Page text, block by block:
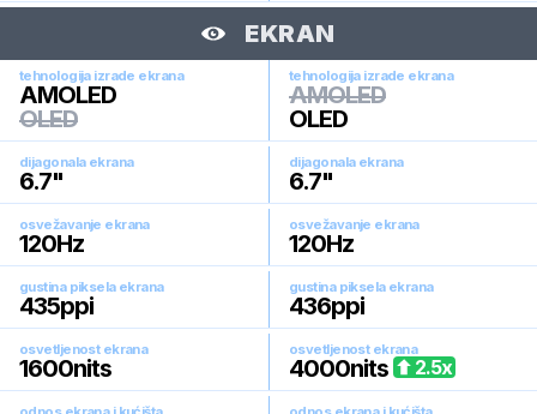
EKRAN
tehnologija izrade ekrana
AMOLED
OLED
tehnologija izrade ekrana
AMOLED
OLED
dijagonala ekrana
6.7"
dijagonala ekrana
6.7"
osvežavanje ekrana
120Hz
osvežavanje ekrana
120Hz
gustina piksela ekrana
435ppi
gustina piksela ekrana
436ppi
osvetljenost ekrana
1600nits
osvetljenost ekrana
4000nits 2.5x